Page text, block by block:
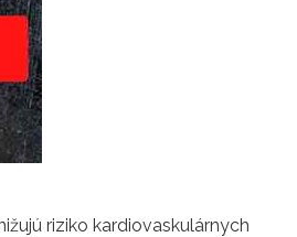
riziko kardiovaskulárnych